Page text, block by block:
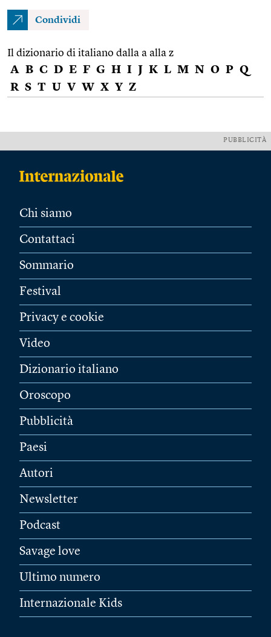
Condividi
Il dizionario di italiano dalla a alla z
A B C D E F G H I J K L M N O P Q
R S T U V W X Y Z
PUBBLICITÀ
Chi siamo
Contattaci
Sommario
Festival
Privacy e cookie
Video
Dizionario italiano
Oroscopo
Pubblicità
Paesi
Autori
Newsletter
Podcast
Savage love
Ultimo numero
Internazionale Kids